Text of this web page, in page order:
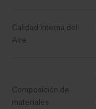
Calidad Interna del
Aire
Composición de
materiales